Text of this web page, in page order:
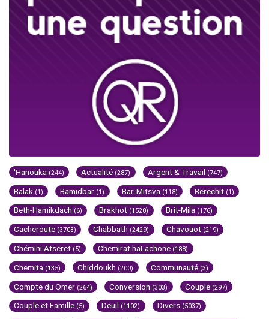
'Hanouka (244) Actualité (287) Argent & Travail (747)
Balak (1) Bamidbar (1) Bar-Mitsva (118) Berechit (1)
Beth-Hamikdach (6) Brakhot (1520) Brit-Mila (176)
Cacheroute (3703) Chabbath (2429) Chavouot (219)
Chémini Atseret (5) Chemirat haLachone (188)
Chemita (135) Chiddoukh (200) Communauté (3)
Compte du Omer (264) Conversion (303) Couple (297)
Couple et Famille (5) Deuil (1102) Divers (5037)